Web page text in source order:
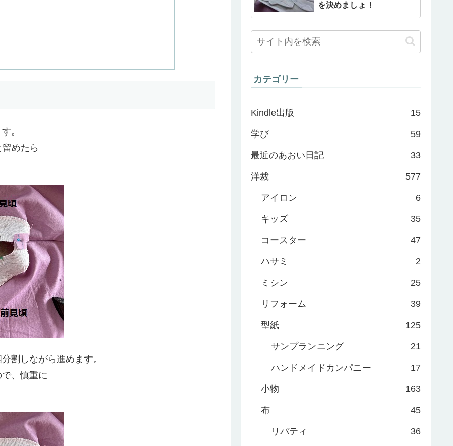
。
めたら
割しながら進めます。
、慎重に
を決めましょ！
カテゴリー
Kindle出版 15
学び 59
最近のあおい日記 33
洋裁 577
アイロン 6
キッズ 35
コースター 47
ハサミ 2
ミシン 25
リフォーム 39
型紙 125
サンプランニング 21
ハンドメイドカンパニー 17
小物 163
布 45
リバティ 36